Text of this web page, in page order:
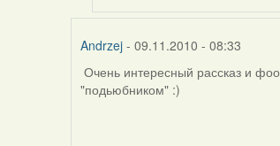
Andrzej - 09.11.2010 - 08:33
Очень интересный рассказ и
"подьюбником" :)